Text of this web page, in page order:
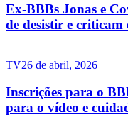
Ex-BBBs Jonas e
de desistir e
TV26 de abril, 2026
Inscrições para o
para o vídeo e